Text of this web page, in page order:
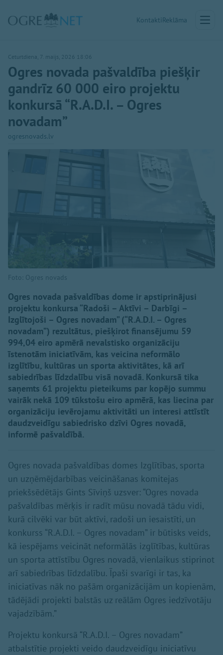
KontaktiReklāma
Ceturtdiena, 7. maijs, 2026 18:06
Ogres novada pašvaldība piešķir
gandrīz 60 000 eiro projektu
konkursā “R.A.D.I. – Ogres
novadam”
ogresnovads.lv
Foto: Ogres novads
Ogres novada pašvaldības dome ir apstiprinājusi
projektu konkursa “Radoši – Aktīvi – Darbīgi –
Izglītojoši – Ogres novadam” (“R.A.D.I. – Ogres
novadam”) rezultātus, piešķirot finansējumu 59
994,04 eiro apmērā nevalstisko organizāciju
īstenotām iniciatīvām, kas veicina neformālo
izglītību, kultūras un sporta aktivitātes, kā arī
sabiedrības līdzdalību visā novadā. Konkursā tika
saņemts 61 projektu pieteikums par kopējo summu
vairāk nekā 109 tūkstošu eiro apmērā, kas liecina par
organizāciju ievērojamu aktivitāti un interesi attīstīt
daudzveidīgu sabiedrisko dzīvi Ogres novadā,
informē pašvaldībā.
Ogres novada pašvaldības domes Izglītības, sporta
un uzņēmējdarbības veicināšanas komitejas
priekšsēdētājs Gints Sīviņš uzsver: “Ogres novada
pašvaldības mērķis ir radīt mūsu novadā tādu vidi,
kurā cilvēki var būt aktīvi, radoši un iesaistīti, un
konkurss “R.A.D.I. – Ogres novadam” ir būtisks veids,
kā iespējams veicināt neformālās izglītības, kultūras
un sporta attīstību Ogres novadā, vienlaikus stiprinot
arī sabiedrības līdzdalību. Īpaši svarīgi ir tas, ka
iniciatīvas nāk no pašām organizācijām un kopienām,
tādējādi projekti balstās uz reālām Ogres iedzīvotāju
vajadzībām.”
Projektu konkursā “R.A.D.I. – Ogres novadam”
atbalstītie projekti veido daudzveidīgu iniciatīvu